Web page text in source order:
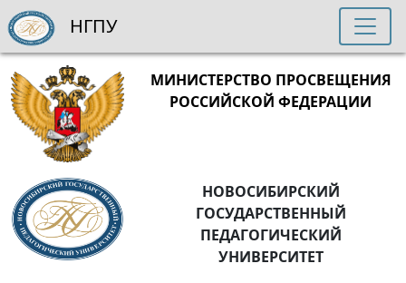
МИНИСТЕРСТВО ПРОСВЕЩЕНИЯ
РОССИЙСКОЙ ФЕДЕРАЦИИ
НОВОСИБИРСКИЙ
ГОСУДАРСТВЕННЫЙ
ПЕДАГОГИЧЕСКИЙ
УНИВЕРСИТЕТ
НГПУ